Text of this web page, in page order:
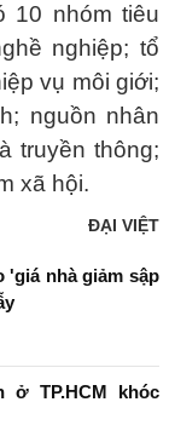
10 nhóm tiêu
nghiệp; tổ
vụ môi giới;
nguồn nhân
truyền thông;
xã hội.
ĐẠI VIỆT
'giá nhà giảm sập
ở TP.HCM khóc